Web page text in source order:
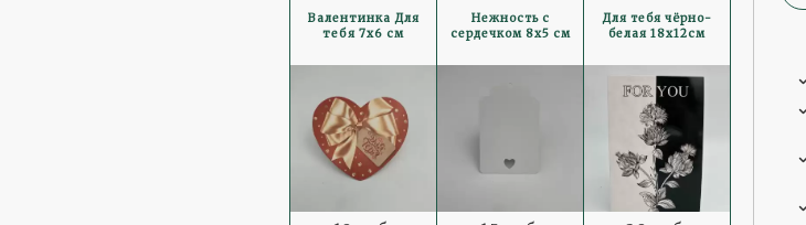
Валентинка Для
тебя 7x6 см
Нежность с
сердечком 8x5 см
Для тебя чёрно-
белая 18x12см